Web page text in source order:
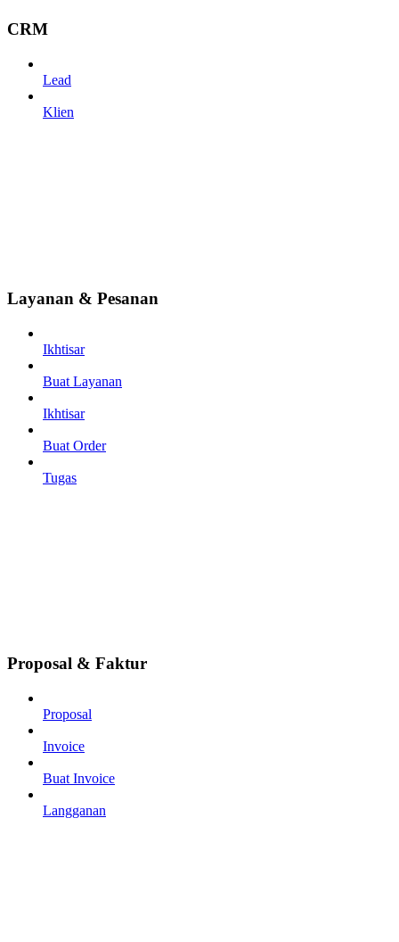
CRM
Lead
Klien
Layanan & Pesanan
Ikhtisar
Buat Layanan
Ikhtisar
Buat Order
Tugas
Proposal & Faktur
Proposal
Invoice
Buat Invoice
Langganan